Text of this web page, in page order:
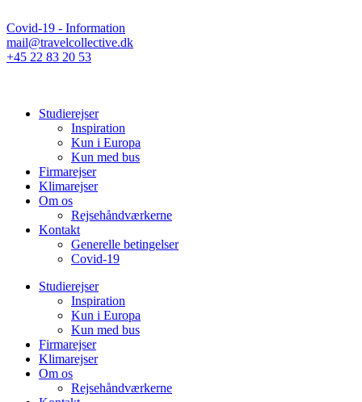
Covid-19 - Information
mail@travelcollective.dk
+45 22 83 20 53
Studierejser
Inspiration
Kun i Europa
Kun med bus
Firmarejser
Klimarejser
Om os
Rejsehåndværkerne
Kontakt
Generelle betingelser
Covid-19
Studierejser
Inspiration
Kun i Europa
Kun med bus
Firmarejser
Klimarejser
Om os
Rejsehåndværkerne